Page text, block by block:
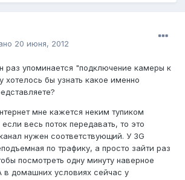
20 июня, 2012
раз упоминается "подключение камеры к
хотелось бы узнать какое именно
мне кажется неким тупиком
весь поток передавать, то это
нужен соответствующий. У 3G
по трафику, а просто зайти раз
посмотреть одну минуту наверное
в домашних условиях сейчас у